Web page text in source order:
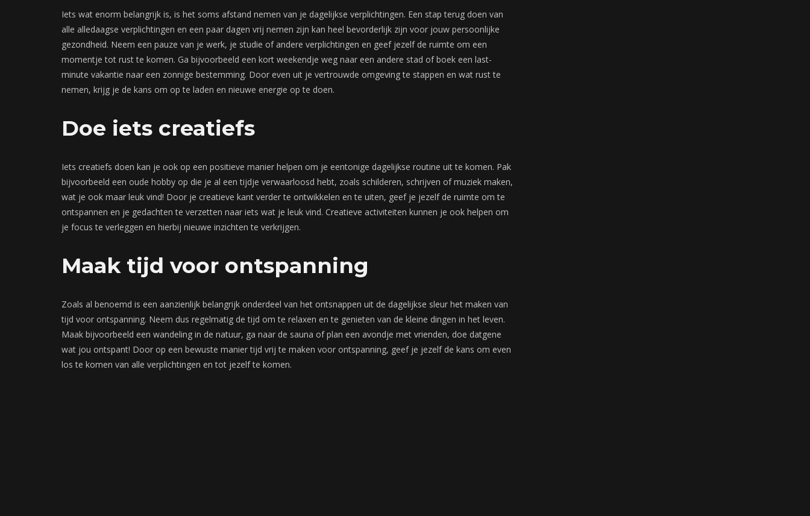
Iets wat enorm belangrijk is, is het soms afstand nemen van je dagelijkse verplichtingen. Een stap terug doen van
alle alledaagse verplichtingen en een paar dagen vrij nemen zijn kan heel bevorderlijk zijn voor jouw persoonlijke
gezondheid. Neem een pauze van je werk, je studie of andere verplichtingen en geef jezelf de ruimte om een
momentje tot rust te komen. Ga bijvoorbeeld een kort weekendje weg naar een andere stad of boek een last-
minute vakantie naar een zonnige bestemming. Door even uit je vertrouwde omgeving te stappen en wat rust te
nemen, krijg je de kans om op te laden en nieuwe energie op te doen.
Doe iets creatiefs
Iets creatiefs doen kan je ook op een positieve manier helpen om je eentonige dagelijkse routine uit te komen. Pak
bijvoorbeeld een oude hobby op die je al een tijdje verwaarloosd hebt, zoals schilderen, schrijven of muziek maken,
wat je ook maar leuk vind! Door je creatieve kant verder te ontwikkelen en te uiten, geef je jezelf de ruimte om te
ontspannen en je gedachten te verzetten naar iets wat je leuk vind. Creatieve activiteiten kunnen je ook helpen om
je focus te verleggen en hierbij nieuwe inzichten te verkrijgen.
Maak tijd voor ontspanning
Zoals al benoemd is een aanzienlijk belangrijk onderdeel van het ontsnappen uit de dagelijkse sleur het maken van
tijd voor ontspanning. Neem dus regelmatig de tijd om te relaxen en te genieten van de kleine dingen in het leven.
Maak bijvoorbeeld een wandeling in de natuur, ga naar de sauna of plan een avondje met vrienden, doe datgene
wat jou ontspant! Door op een bewuste manier tijd vrij te maken voor ontspanning, geef je jezelf de kans om even
los te komen van alle verplichtingen en tot jezelf te komen.